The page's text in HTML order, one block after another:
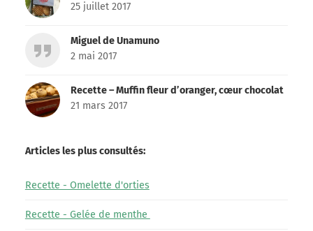
25 juillet 2017
Miguel de Unamuno
2 mai 2017
Recette – Muffin fleur d’oranger, cœur chocolat
21 mars 2017
Articles les plus consultés:
Recette - Omelette d'orties
Recette - Gelée de menthe